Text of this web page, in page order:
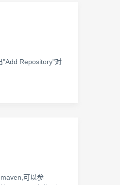
"Add Repository"对
可以参